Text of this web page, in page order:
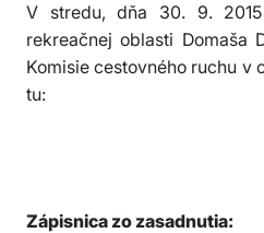
V stredu, dňa 30. 9.
rekreačnej oblasti Domaša
Komisie cestovného ruchu v
tu:
Zápisnica zo zasadnutia: